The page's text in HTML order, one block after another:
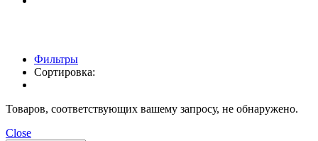
Фильтры
Сортировка:
Товаров, соответствующих вашему запросу, не обнаружено.
Close